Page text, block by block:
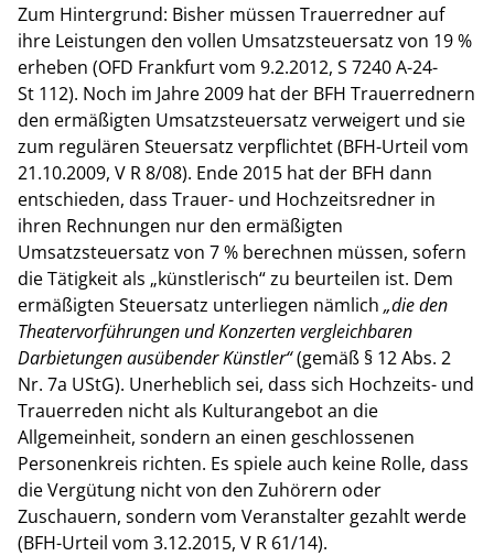
Zum Hintergrund: Bisher müssen Trauerredner auf
ihre Leistungen den vollen Umsatzsteuersatz von 19 %
erheben (OFD Frankfurt vom 9.2.2012, S 7240 A-24-
St 112). Noch im Jahre 2009 hat der BFH Trauerrednern
den ermäßigten Umsatzsteuersatz verweigert und sie
zum regulären Steuersatz verpflichtet (BFH-Urteil vom
21.10.2009, V R 8/08). Ende 2015 hat der BFH dann
entschieden, dass Trauer- und Hochzeitsredner in
ihren Rechnungen nur den ermäßigten
Umsatzsteuersatz von 7 % berechnen müssen, sofern
die Tätigkeit als „künstlerisch“ zu beurteilen ist. Dem
ermäßigten Steuersatz unterliegen nämlich „die den
Theatervorführungen und Konzerten vergleichbaren
Darbietungen ausübender Künstler“(gemäß § 12 Abs. 2
Nr. 7a UStG). Unerheblich sei, dass sich Hochzeits- und
Trauerreden nicht als Kulturangebot an die
Allgemeinheit, sondern an einen geschlossenen
Personenkreis richten. Es spiele auch keine Rolle, dass
die Vergütung nicht von den Zuhörern oder
Zuschauern, sondern vom Veranstalter gezahlt werde
(BFH-Urteil vom 3.12.2015, V R 61/14).